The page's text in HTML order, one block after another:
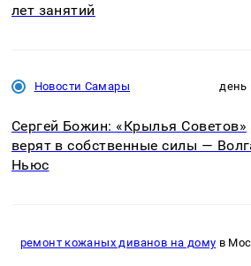
лет занятий
Новости Самары день
Сергей Божин: «Крылья Советов»
верят в собственные силы —
Ньюс
ремонт кожаных диванов на дому в